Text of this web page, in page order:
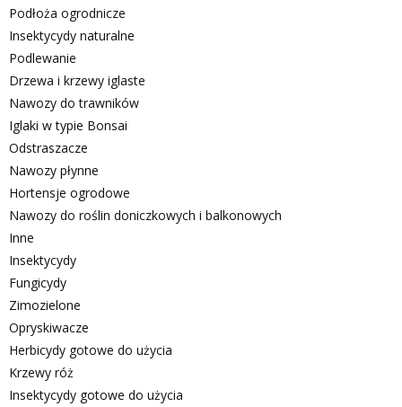
Podłoża ogrodnicze
Insektycydy naturalne
Podlewanie
Drzewa i krzewy iglaste
Nawozy do trawników
Iglaki w typie Bonsai
Odstraszacze
Nawozy płynne
Hortensje ogrodowe
Nawozy do roślin doniczkowych i balkonowych
Inne
Insektycydy
Fungicydy
Zimozielone
Opryskiwacze
Herbicydy gotowe do użycia
Krzewy róż
Insektycydy gotowe do użycia